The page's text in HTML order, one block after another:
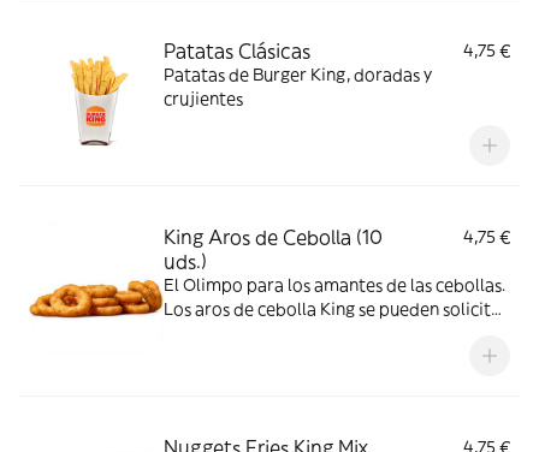
Patatas Clásicas
4,75 €
Patatas de Burger King, doradas y
crujientes
King Aros de Cebolla (10
uds.)
4,75 €
El Olimpo para los amantes de las cebollas.
Los aros de cebolla King se pueden solicitar
compartir o solo para ti, son perfectos para
Nuggets Fries King Mix
4,75 €